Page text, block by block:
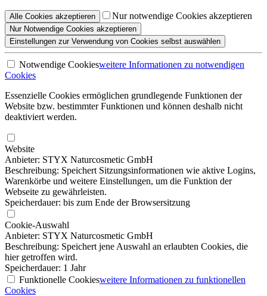
Alle Cookies akzeptieren Nur notwendige Cookies akzeptieren
Nur Notwendige Cookies akzeptieren
Einstellungen zur Verwendung von Cookies selbst auswählen
Notwendige Cookiesweitere Informationen zu notwendigen
Cookies
Essenzielle Cookies ermöglichen grundlegende Funktionen der
Website bzw. bestimmter Funktionen und können deshalb nicht
deaktiviert werden.
Website
Anbieter: STYX Naturcosmetic GmbH
Beschreibung: Speichert Sitzungsinformationen wie aktive Logins,
Warenkörbe und weitere Einstellungen, um die Funktion der
Webseite zu gewährleisten.
Speicherdauer: bis zum Ende der Browsersitzung
Cookie-Auswahl
Anbieter: STYX Naturcosmetic GmbH
Beschreibung: Speichert jene Auswahl an erlaubten Cookies, die
hier getroffen wird.
Speicherdauer: 1 Jahr
Funktionelle Cookiesweitere Informationen zu funktionellen
Cookies